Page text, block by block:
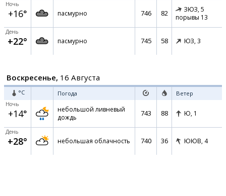
Ночь
+16° пасмурно 746 82 ЗЮЗ, 5
порывы 13
День
+22° пасмурно 745 58 ЮЗ, 3
Воскресенье, 16 Августа
°C Погода Ветер
Ночь
+14°
небольшой ливневый
дождь
743 88 Ю, 1
День
+28° небольшая облачность 740 36 ЮЮВ, 4